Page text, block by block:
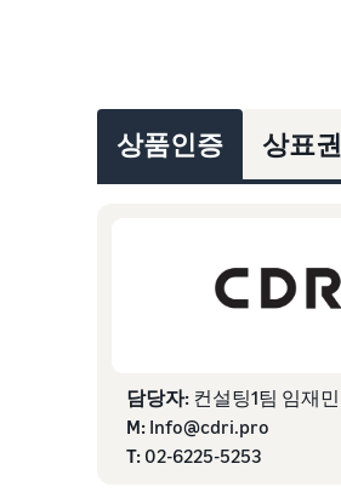
상품인증 상표권
담당자: 컨설팅1팀 임재민
M: Info@cdri.pro
T: 02-6225-5253